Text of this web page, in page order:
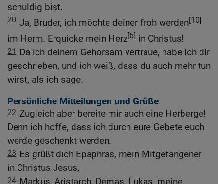
schuldig bist.
20 Ja, Bruder, ich möchte deiner froh werden[10]
im Herrn. Erquicke mein Herz[6] in Christus!
21 Da ich deinem Gehorsam vertraue, habe ich dir
geschrieben, und ich weiß, dass du auch mehr tun
wirst, als ich sage.
Persönliche Mitteilungen und Grüße
22 Zugleich aber bereite mir auch eine Herberge!
Denn ich hoffe, dass ich durch eure Gebete euch
werde geschenkt werden.
23 Es grüßt dich Epaphras, mein Mitgefangener
in Christus Jesus,
24 Markus, Aristarch, Demas, Lukas, meine